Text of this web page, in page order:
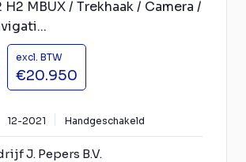
H2 MBUX / Trekhaak / Camera /
excl. BTW
€20.950
12-2021 Handgeschakeld
J. Pepers B.V.